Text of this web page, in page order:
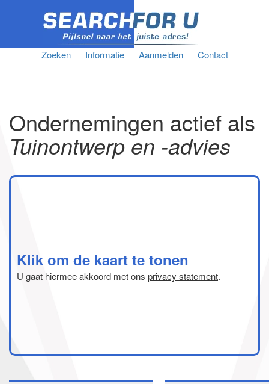
Zoeken Informatie Aanmelden Contact
Ondernemingen actief als
Tuinontwerp en -advies
Klik om de kaart te tonen
U gaat hiermee akkoord met ons privacy statement.